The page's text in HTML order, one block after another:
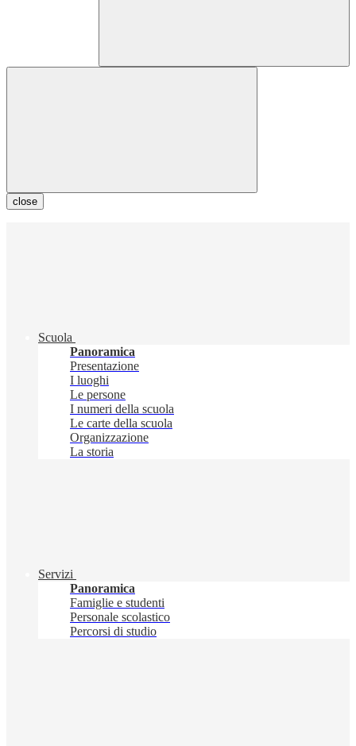
close
Scuola
Panoramica
Presentazione
I luoghi
Le persone
I numeri della scuola
Le carte della scuola
Organizzazione
La storia
Servizi
Panoramica
Famiglie e studenti
Personale scolastico
Percorsi di studio